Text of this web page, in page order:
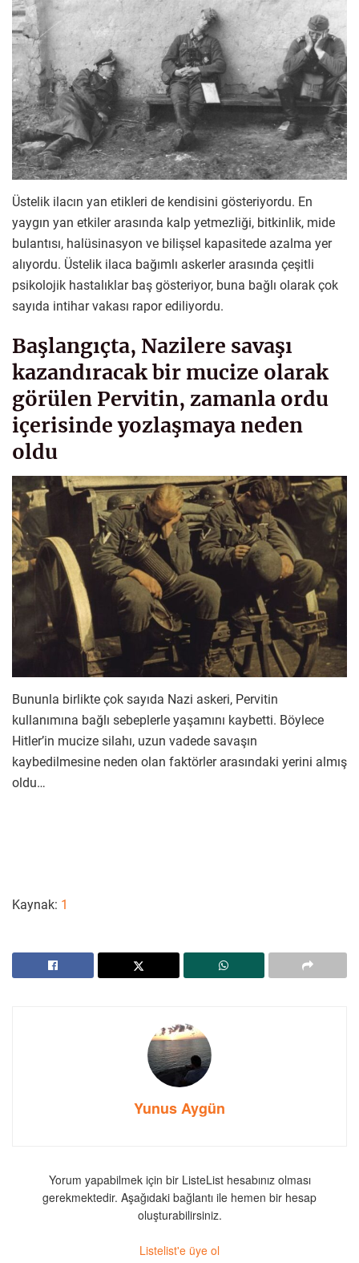
Üstelik ilacın yan etikleri de kendisini gösteriyordu. En
yaygın yan etkiler arasında kalp yetmezliği, bitkinlik, mide
bulantısı, halüsinasyon ve bilişsel kapasitede azalma yer
alıyordu. Üstelik ilaca bağımlı askerler arasında çeşitli
psikolojik hastalıklar baş gösteriyor, buna bağlı olarak çok
sayıda intihar vakası rapor ediliyordu.
Başlangıçta, Nazilere savaşı
kazandıracak bir mucize olarak
görülen Pervitin, zamanla ordu
içerisinde yozlaşmaya neden
oldu
Bununla birlikte çok sayıda Nazi askeri, Pervitin
kullanımına bağlı sebeplerle yaşamını kaybetti. Böylece
Hitler’in mucize silahı, uzun vadede savaşın
kaybedilmesine neden olan faktörler arasındaki yerini almış
oldu…
Kaynak: 1
Yunus Aygün
Yorum yapabilmek için bir ListeList hesabınız olması
gerekmektedir. Aşağıdaki bağlantı ile hemen bir hesap
oluşturabilirsiniz.
Listelist'e üye ol